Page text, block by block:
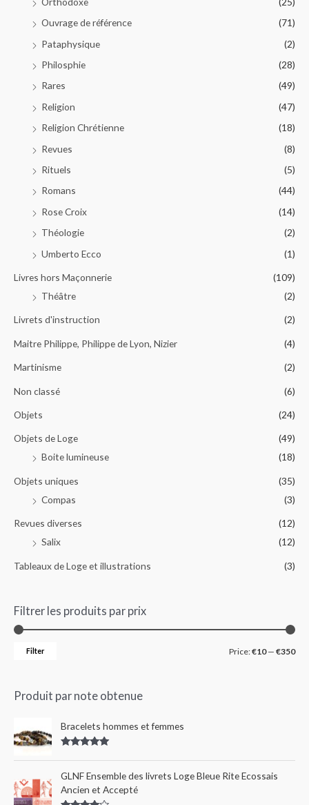
Ouvrage de référence
(71)
Pataphysique
(2)
Philosphie
(28)
Rares
(49)
Religion
(47)
Religion Chrétienne
(18)
Revues
(8)
Rituels
(5)
Romans
(44)
Rose Croix
(14)
Théologie
(2)
Umberto Ecco
(1)
Livres hors Maçonnerie
(109)
Théâtre
(2)
Livrets d'instruction (2)
Maitre Philippe, Philippe de Lyon, Nizier (4)
Martinisme (2)
Non classé (6)
Objets (24)
Objets de Loge
(49)
Boite lumineuse
(18)
Objets uniques
(35)
Compas
(3)
Revues diverses
(12)
Salix
(12)
Tableaux de Loge et illustrations (3)
Filtrer les produits par prix
Filter Price:€10— €350
Produit par note obtenue
Bracelets hommes et femmes
out of 5
GLNF Ensemble des livrets Loge Bleue Rite Ecossais
Ancien et Accepté